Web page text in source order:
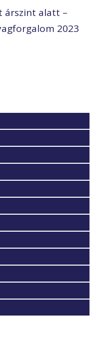
árszint alatt –
2023